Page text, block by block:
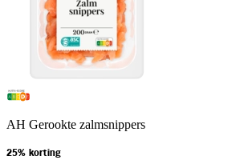
AH Gerookte zalmsnippers
25% korting